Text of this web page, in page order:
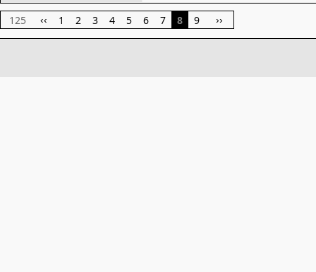
125 ‹‹ 1 2 3 4 5 6 7 8 9 ››